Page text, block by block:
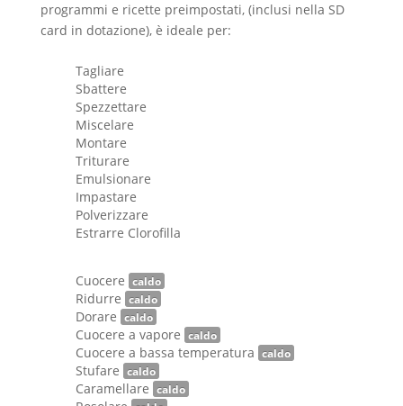
programmi e ricette preimpostati, (inclusi nella SD
card in dotazione), è ideale per:
Tagliare
Sbattere
Spezzettare
Miscelare
Montare
Triturare
Emulsionare
Impastare
Polverizzare
Estrarre Clorofilla
Cuocere caldo
Ridurre caldo
Dorare caldo
Cuocere a vapore caldo
Cuocere a bassa temperatura caldo
Stufare caldo
Caramellare caldo